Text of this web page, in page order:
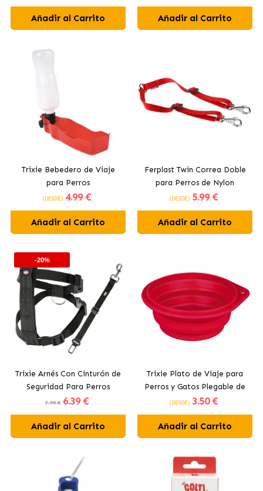
Añadir al Carrito Añadir al Carrito
Trixie Bebedero de Viaje
para Perros
(DESDE) 4.99 €
Añadir al Carrito
Ferplast Twin Correa Doble
para Perros de Nylon
Colores Surtidos
(DESDE) 5.99 €
Añadir al Carrito
-20%
Trixie Arnés Con Cinturón de
Seguridad Para Perros
Coche
7.99 € 6.39 €
Añadir al Carrito
Trixie Plato de Viaje para
Perros y Gatos Plegable de
Silicona
(DESDE) 3.50 €
Añadir al Carrito